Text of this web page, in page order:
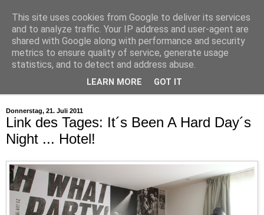
Donnerstag, 21. Juli 2011
Link des Tages: It´s Been A Hard Day´s
Night ... Hotel!
This site uses cookies from Google to deliver its services
and to analyze traffic. Your IP address and user-agent are
shared with Google along with performance and security
metrics to ensure quality of service, generate usage
statistics, and to detect and address abuse.
LEARN MORE GOT IT